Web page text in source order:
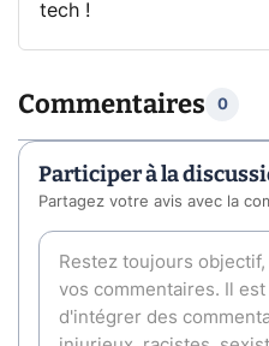
tech !
Commentaires 0
Participer à la
Partagez votre avis avec la